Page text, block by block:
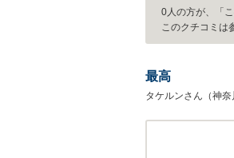
0人の方が、「
このクチコミは
最高
タケルンさん（神奈